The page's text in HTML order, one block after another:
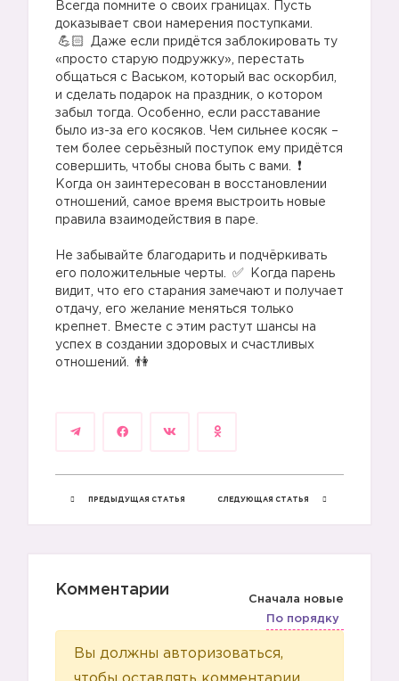
⛔️
❤️
Всегда помните о своих границах. Пусть
доказывает свои намерения поступками.
Даже если придётся заблокировать ту
«просто старую подружку», перестать
общаться с Васьком, который вас оскорбил,
и сделать подарок на праздник, о котором
забыл тогда. Особенно, если расставание
было из-за его косяков. Чем сильнее косяк –
тем более серьёзный поступок ему придётся
совершить, чтобы снова быть с вами.
Когда он заинтересован в восстановлении
отношений, самое время выстроить новые
правила взаимодействия в паре.
Не забывайте благодарить и подчёркивать
его положительные черты.
Когда парень
видит, что его старания замечают и получает
отдачу, его желание меняться только
крепнет. Вместе с этим растут шансы на
успех в создании здоровых и счастливых
отношений.
ПРЕДЫДУЩАЯ СТАТЬЯ СЛЕДУЮЩАЯ СТАТЬЯ
Комментарии
Сначала новые
По порядку
Вы должны авторизоваться,